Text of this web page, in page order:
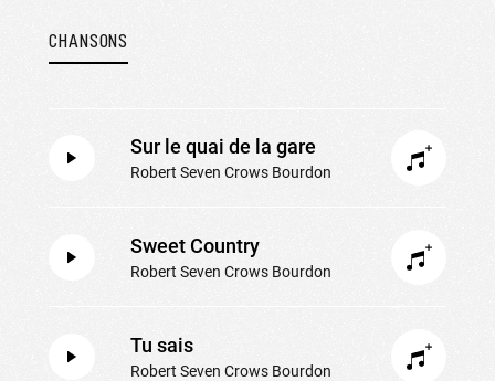
CHANSONS
Sur le quai de la gare
Robert Seven Crows Bourdon
Sweet Country
Robert Seven Crows Bourdon
Tu sais
Robert Seven Crows Bourdon